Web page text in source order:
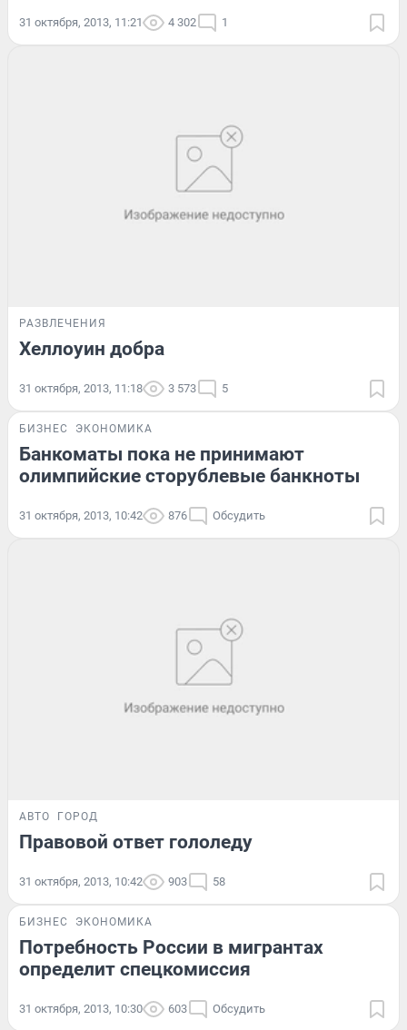
31 октября, 2013, 11:21 4 302 1
РАЗВЛЕЧЕНИЯ
Хеллоуин добра
31 октября, 2013, 11:18 3 573 5
БИЗНЕС ЭКОНОМИКА
Банкоматы пока не принимают
олимпийские сторублевые банкноты
31 октября, 2013, 10:42 876 Обсудить
АВТО ГОРОД
Правовой ответ гололеду
31 октября, 2013, 10:42 903 58
БИЗНЕС ЭКОНОМИКА
Потребность России в мигрантах
определит спецкомиссия
31 октября, 2013, 10:30 603 Обсудить